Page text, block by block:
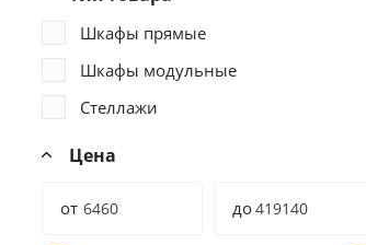
Шкафы прямые
Шкафы модульные
Стеллажи
Цена
от до